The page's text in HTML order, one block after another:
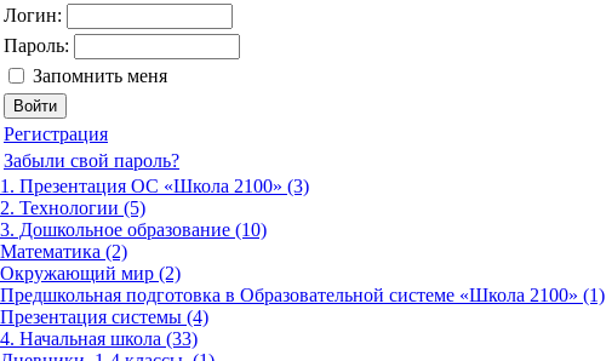
Логин:
Пароль:
Запомнить меня
Регистрация
Забыли свой пароль?
1. Презентация ОС «Школа 2100» (3)
2. Технологии (5)
3. Дошкольное образование (10)
Математика (2)
Окружающий мир (2)
Предшкольная подготовка в Образовательной системе «Школа 2100» (1)
Презентация системы (4)
4. Начальная школа (33)